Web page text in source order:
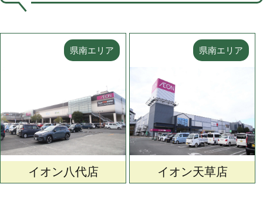
県南エリア
イオン八代店
県南エリア
イオン天草店